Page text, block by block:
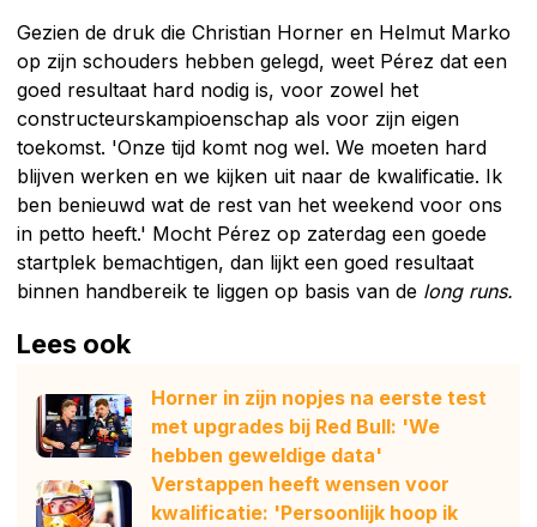
Gezien de druk die Christian Horner en Helmut Marko
op zijn schouders hebben gelegd, weet Pérez dat een
goed resultaat hard nodig is, voor zowel het
constructeurskampioenschap als voor zijn eigen
toekomst. 'Onze tijd komt nog wel. We moeten hard
blijven werken en we kijken uit naar de kwalificatie. Ik
ben benieuwd wat de rest van het weekend voor ons
in petto heeft.' Mocht Pérez op zaterdag een goede
startplek bemachtigen, dan lijkt een goed resultaat
binnen handbereik te liggen op basis van de long runs.
Lees ook
Horner in zijn nopjes na eerste test
met upgrades bij Red Bull: 'We
hebben geweldige data'
Verstappen heeft wensen voor
kwalificatie: 'Persoonlijk hoop ik